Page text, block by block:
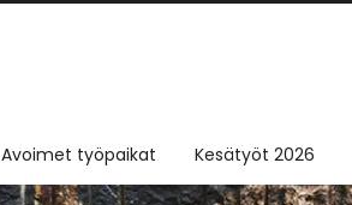
Avoimet työpaikat Kesätyöt 2026